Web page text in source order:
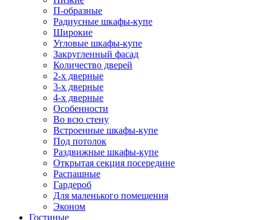
П-образные
Радиусные шкафы-купе
Широкие
Угловые шкафы-купе
Закругленный фасад
Количество дверей
2-х дверные
3-х дверные
4-х дверные
Особенности
Во всю стену
Встроенные шкафы-купе
Под потолок
Раздвижные шкафы-купе
Открытая секция посередине
Распашные
Гардероб
Для маленького помещения
Эконом
Гостиные